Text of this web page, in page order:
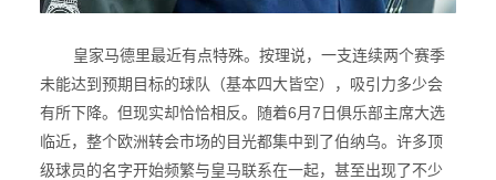
皇家马德里最近有点特殊。按理说，一支连续两个赛季
未能达到预期目标的球队（基本四大皆空），吸引力多少会
有所下降。但现实却恰恰相反。随着6月7日俱乐部主席大选
临近，整个欧洲转会市场的目光都集中到了伯纳乌。许多顶
级球员的名字开始频繁与皇马联系在一起，甚至出现了不少